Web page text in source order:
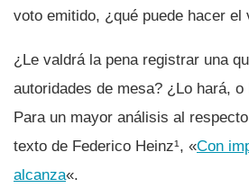
voto emitido, ¿qué puede hacer el
¿Le valdrá la pena registrar una
autoridades de mesa? ¿Lo hará, o
Para un mayor análisis al
texto de Federico Heinz¹, «Con
alcanza«.